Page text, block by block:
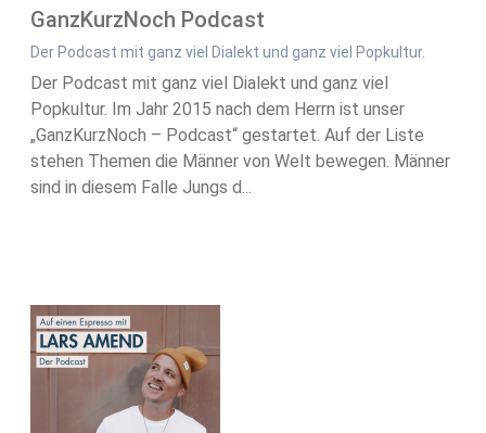
GanzKurzNoch Podcast
Der Podcast mit ganz viel Dialekt und ganz viel Popkultur.
Der Podcast mit ganz viel Dialekt und ganz viel
Popkultur. Im Jahr 2015 nach dem Herrn ist unser
„GanzKurzNoch – Podcast“ gestartet. Auf der Liste
stehen Themen die Männer von Welt bewegen. Männer
sind in diesem Falle Jungs d...